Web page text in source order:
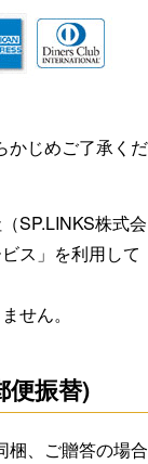
かじめご了承くだ
SP.LINKS株式会
ス」を利用して
せん。
便振替)
梱、ご贈答の場合